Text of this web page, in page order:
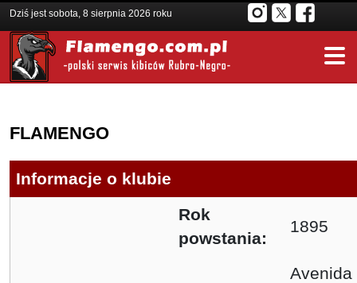
Dziś jest sobota, 8 sierpnia 2026 roku
FLAMENGO
Informacje o klubie
Rok
powstania:
1895
Avenida